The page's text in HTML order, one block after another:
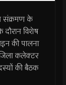
संक्रमण के
विशेष
की पालना
कलेक्टर
की बैठक